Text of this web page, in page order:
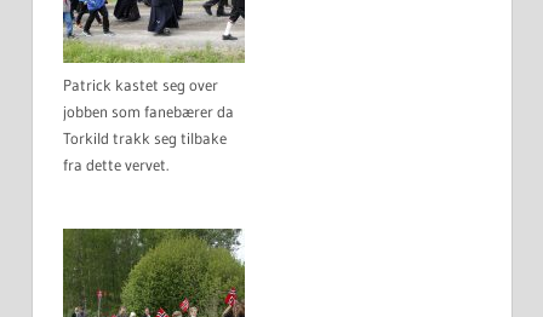
Patrick kastet seg over
jobben som fanebærer da
Torkild trakk seg tilbake
fra dette vervet.